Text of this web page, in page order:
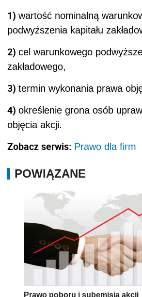
1) wartość nominalną
podwyższenia kapitału
2) cel warunkowego
zakładowego,
3) termin wykonania prawa
4) określenie grona osób
objęcia akcji.
Zobacz serwis: Prawo dla firm
POWIĄZANE
Prawo poboru i subemisja akcji